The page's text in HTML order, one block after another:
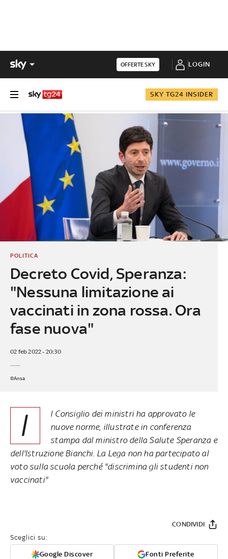
OFFERTE SKY LOGIN
SKY TG24 INSIDER
Decreto Covid, Speranza:
"Nessuna limitazione ai
vaccinati in zona rossa. Ora
fase nuova"
POLITICA
02 feb 2022 - 20:30
©Ansa
I
l Consiglio dei ministri ha approvato le
nuove norme, illustrate in conferenza
stampa dal ministro della Salute Speranza e
dell'Istruzione Bianchi. La Lega non ha partecipato al
voto sulla scuola perché "discrimina gli studenti non
vaccinati"
Sceglici su:
Google Discover Fonti Preferite
CONDIVIDI